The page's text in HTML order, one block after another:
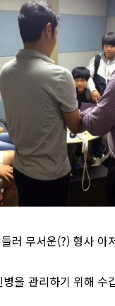
러 무서운(?) 형사 아
을 관리하기 위해 수